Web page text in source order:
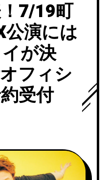
7/19町
公演には
が決
フィシ
受付